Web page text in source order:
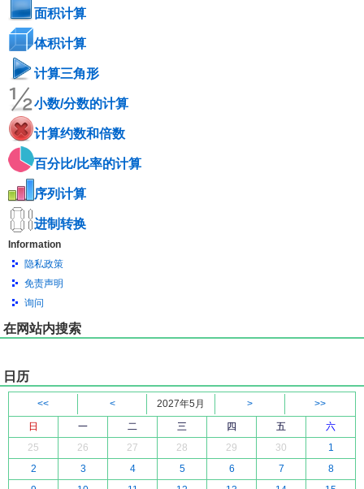
面积计算
体积计算
计算三角形
小数/分数的计算
计算约数和倍数
百分比/比率的计算
序列计算
进制转换
Information
隐私政策
免责声明
询问
在网站内搜索
日历
<< < 2027年5月 >
>>
日
一 二 三 四 五
六
25
26 27 28 29 30
1
2
3 4 5 6 7
8